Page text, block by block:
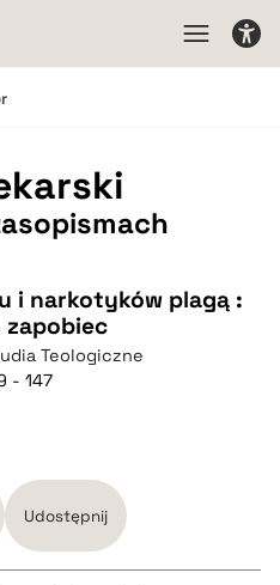
i narkotyków plagą :
zapobiec
Teologiczne
- 147
Udostępnij